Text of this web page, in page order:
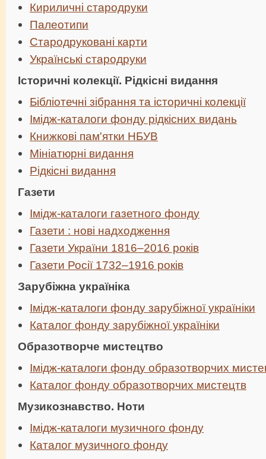
Кириличні стародруки
Палеотипи
Стародруковані карти
Українські стародруки
Історичні колекції. Рідкісні видання
Бібліотечні зібрання та історичні колекції
Імідж-каталоги фонду рідкісних видань
Книжкові пам'ятки НБУВ
Мініатюрні видання
Рідкісні видання
Газети
Імідж-каталоги газетного фонду
Газети : нові надходження
Газети України 1816–2016 років
Газети Росії 1732–1916 років
Зарубіжна україніка
Імідж-каталоги фонду зарубіжної україніки
Каталог фонду зарубіжної україніки
Образотворче мистецтво
Імідж-каталоги фонду образотворчих
Каталог фонду образотворчих мистецтв
Музикознавство. Ноти
Імідж-каталоги музичного фонду
Каталог музичного фонду